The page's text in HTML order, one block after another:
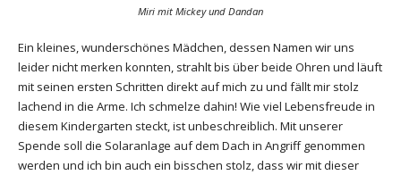
Miri mit Mickey und Dandan
Ein kleines, wunderschönes Mädchen, dessen Namen wir uns
leider nicht merken konnten, strahlt bis über beide Ohren und läuft
mit seinen ersten Schritten direkt auf mich zu und fällt mir stolz
lachend in die Arme. Ich schmelze dahin! Wie viel Lebensfreude in
diesem Kindergarten steckt, ist unbeschreiblich. Mit unserer
Spende soll die Solaranlage auf dem Dach in Angriff genommen
werden und ich bin auch ein bisschen stolz, dass wir mit dieser